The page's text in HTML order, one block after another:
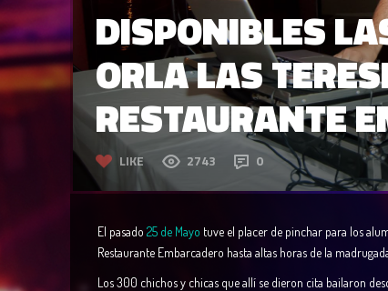
DISPONIBLES
ORLA LAS
RESTAURANTE
LIKE 2743 0
El pasado 25 de Mayo tuve el placer de pinchar para los
Restaurante Embarcadero hasta altas horas de la
Los 300 chichos y chicas que allí se dieron cita bailaron